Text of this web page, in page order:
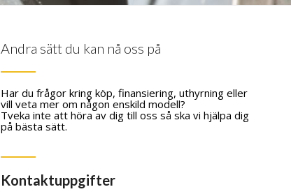
Andra sätt du kan nå oss på
Har du frågor kring köp, finansiering, uthyrning eller
vill veta mer om någon enskild modell?
Tveka inte att höra av dig till oss så ska vi hjälpa dig
på bästa sätt.
Kontaktuppgifter